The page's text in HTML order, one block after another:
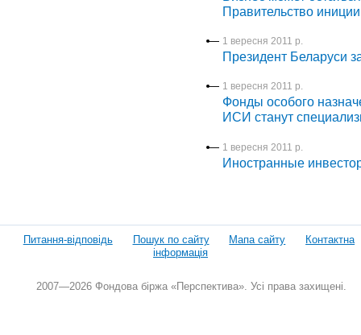
Правительство
1 вересня 2011 р.
Президент Беларуси
1 вересня 2011 р.
Фонды особого
ИСИ станут
1 вересня 2011 р.
Иностранные
Питання-відповідь Пошук по сайту Мапа сайту
Контактна
інформація
2007—2026 Фондова біржа «Перспектива». Усі права захищені.